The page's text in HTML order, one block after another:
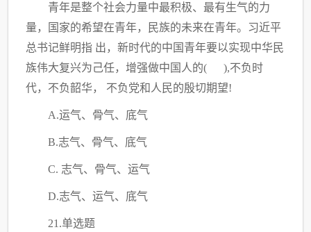
青年是整个社会力量中最积极、最有生气的力
量，国家的希望在青年，民族的未来在青年。习近平
总书记鲜明指 出，新时代的中国青年要以实现中华民
族伟大复兴为己任，增强做中国人的( ),不负时
代，不负韶华， 不负党和人民的殷切期望!
A.运气、骨气、底气
B.志气、骨气、底气
C. 志气、骨气、运气
D.志气、运气、底气
21.单选题